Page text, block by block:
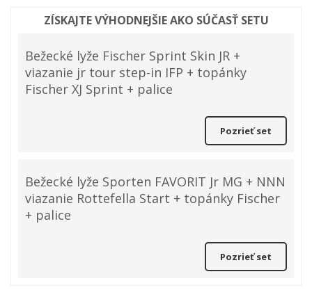
ZÍSKAJTE VÝHODNEJŠIE AKO SÚČASŤ SETU
Bežecké lyže Fischer Sprint Skin JR +
viazanie jr tour step-in IFP + topánky
Fischer XJ Sprint + palice
Pozrieť set
Bežecké lyže Sporten FAVORIT Jr MG + NNN
viazanie Rottefella Start + topánky Fischer
+ palice
Pozrieť set